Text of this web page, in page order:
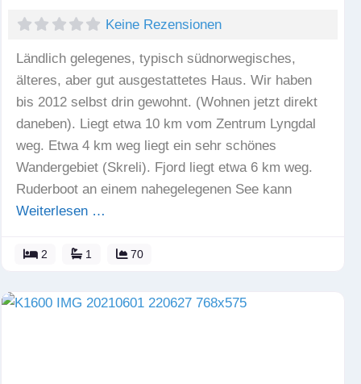
Keine Rezensionen
Ländlich gelegenes, typisch südnorwegisches,
älteres, aber gut ausgestattetes Haus. Wir haben
bis 2012 selbst drin gewohnt. (Wohnen jetzt direkt
daneben). Liegt etwa 10 km vom Zentrum Lyngdal
weg. Etwa 4 km weg liegt ein sehr schönes
Wandergebiet (Skreli). Fjord liegt etwa 6 km weg.
Ruderboot an einem nahegelegenen See kann
Weiterlesen …
2 1 70